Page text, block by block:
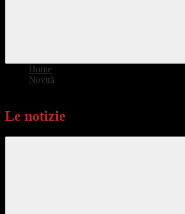
Home
Novità
Le notizie